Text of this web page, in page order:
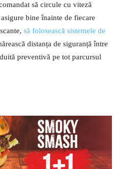
să circule cu viteză
bine înainte de fiecare
să folosească sistemele de
distanța de siguranță între
preventivă pe tot parcursul